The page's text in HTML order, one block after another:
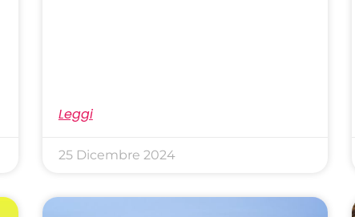
Leggi
25 Dicembre 2024